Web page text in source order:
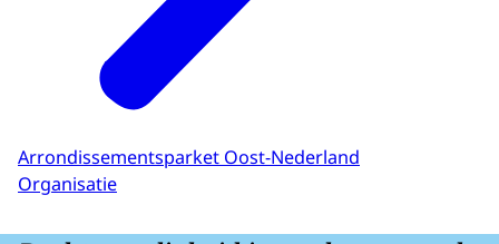
Arrondissementsparket Oost-Nederland
Organisatie